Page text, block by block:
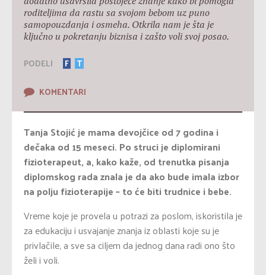
roditeljima da rastu sa svojom bebom uz puno
samopouzdanja i osmeha. Otkrila nam je šta je
ključno u pokretanju biznisa i zašto voli svoj posao.
PODELI F T
KOMENTARI
Tanja Stojić je mama devojčice od 7 godina i
dečaka od 15 meseci. Po struci je diplomirani
fizioterapeut, a, kako kaže, od trenutka pisanja
diplomskog rada znala je da ako bude imala izbor
na polju fizioterapije – to će biti trudnice i bebe.
Vreme koje je provela u potrazi za poslom, iskoristila je
za edukaciju i usvajanje znanja iz oblasti koje su je
privlačile, a sve sa ciljem da jednog dana radi ono što
želi i voli.